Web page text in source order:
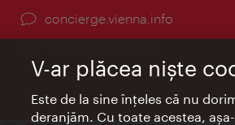
concierge.vienna.info
V-ar plăcea nişte
Este de la sine înţeles că nu
deranjăm. Cu toate acestea,